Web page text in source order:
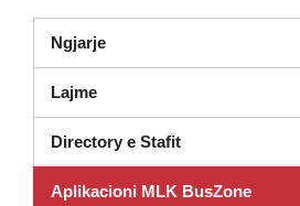
Ngjarje
Lajme
Directory e Stafit
Aplikacioni MLK BusZone